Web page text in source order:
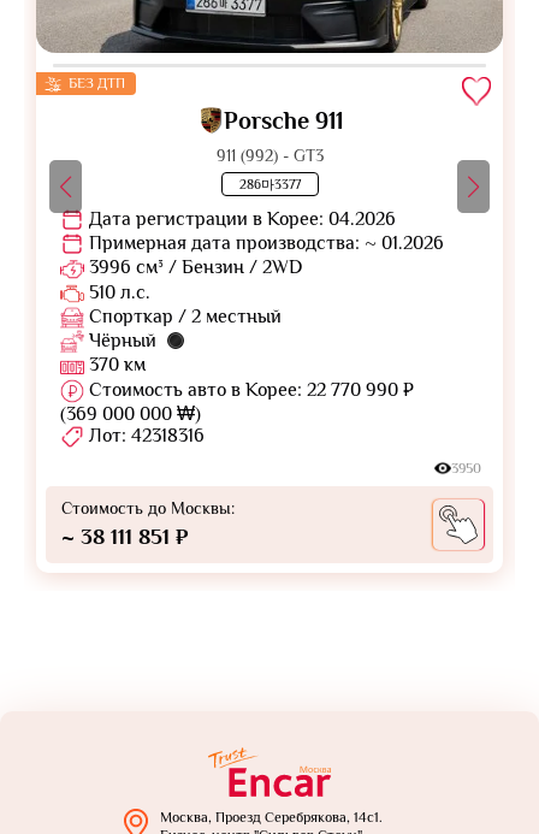
БЕЗ ДТП
Porsche 911
911 (992) - GT3
286마3377
Дата регистрации в Корее: 04.2026
Примерная дата производства: ~ 01.2026
3996 см³ / Бензин / 2WD
510 л.с.
Спорткар / 2 местный
Чёрный
370 км
Стоимость авто в Корее: 22 770 990 ₽
(369 000 000 ₩)
Лот: 42318316
3950
Стоимость до Москвы:
~ 38 111 851 ₽
Москва, Проезд Серебрякова, 14с1.